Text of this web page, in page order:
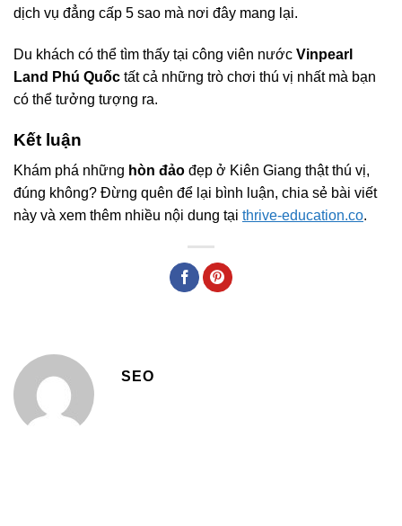
dịch vụ đẳng cấp 5 sao mà nơi đây mang lại.
Du khách có thể tìm thấy tại công viên nước Vinpearl
Land Phú Quốc tất cả những trò chơi thú vị nhất mà bạn
có thể tưởng tượng ra.
Kết luận
Khám phá những hòn đảo đẹp ở Kiên Giang thật thú vị,
đúng không? Đừng quên để lại bình luận, chia sẻ bài viết
này và xem thêm nhiều nội dung tại thrive-education.co.
SEO